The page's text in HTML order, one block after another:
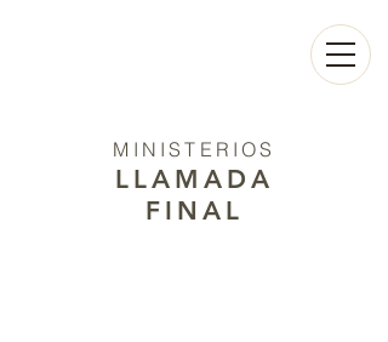
MINISTERIOS
LLAMADA
FINAL